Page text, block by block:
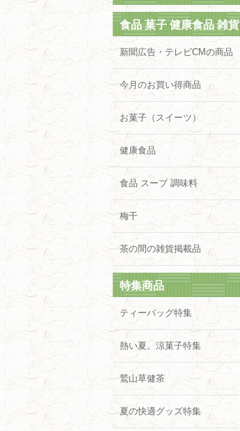
食品 菓子 健康食品 雑貨
新聞広告・テレビCMの商品
今月のお買い得商品
お菓子（スイーツ）
健康食品
食品 スープ 調味料
梅干
茶の間の雑貨掲載品
特集商品
ティーバッグ特集
熱い夏。涼菓子特集
鷲山草健茶
夏の快適グッズ特集